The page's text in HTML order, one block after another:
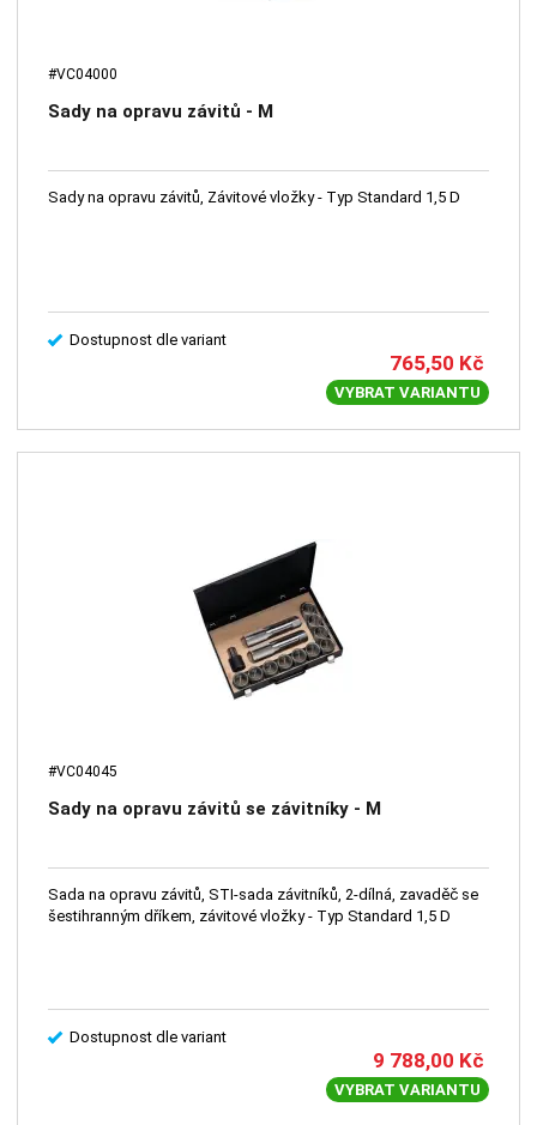
#VC04000
Sady na opravu závitů - M
Sady na opravu závitů, Závitové vložky - Typ Standard 1,5 D
Dostupnost dle variant
765,50 Kč
VYBRAT VARIANTU
#VC04045
Sady na opravu závitů se závitníky - M
Sada na opravu závitů, STI-sada závitníků, 2-dílná, zavaděč se
šestihranným dříkem, závitové vložky - Typ Standard 1,5 D
Dostupnost dle variant
9 788,00 Kč
VYBRAT VARIANTU